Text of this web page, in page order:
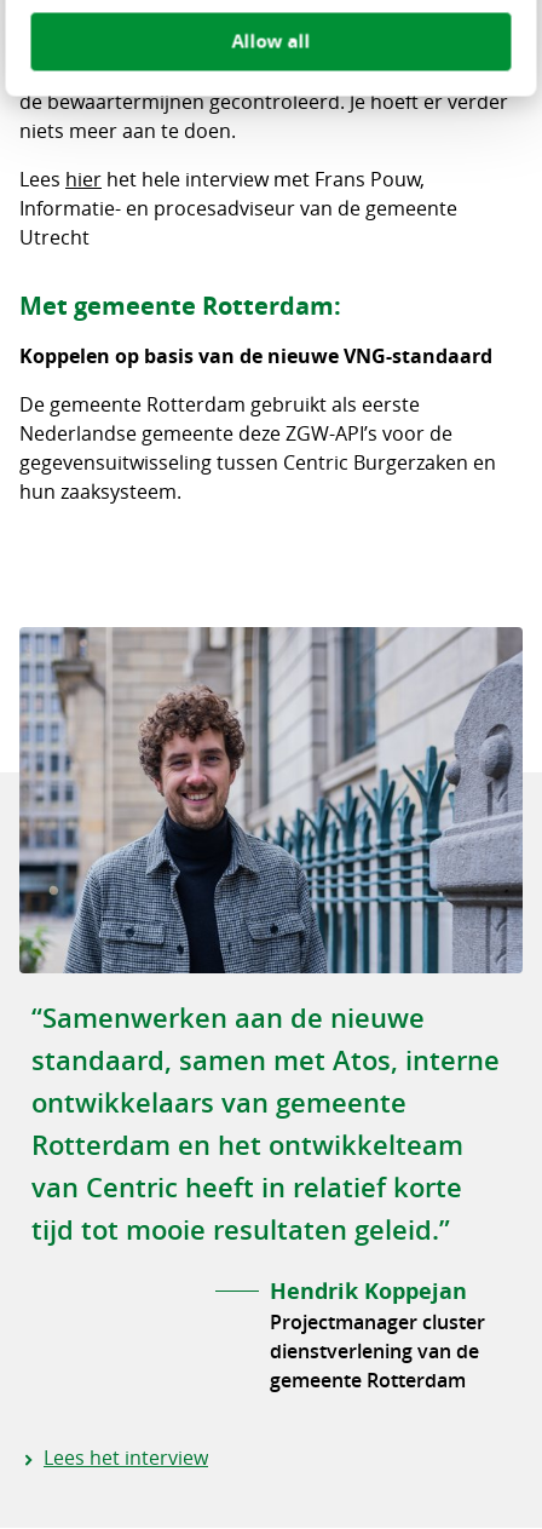
Allow all
dan een ja of nee, accorderen of afwijzen. Daarna
wordt de mutatie automatisch verwerkt. Ook in het
zaaksysteem. De documenten worden netjes bewaard,
de bewaartermijnen gecontroleerd. Je hoeft er verder
niets meer aan te doen.
Lees hier het hele interview met Frans Pouw,
Informatie- en procesadviseur van de gemeente
Utrecht
Met gemeente Rotterdam:
Koppelen op basis van de nieuwe VNG-standaard
De gemeente Rotterdam gebruikt als eerste
Nederlandse gemeente deze ZGW-API’s voor de
gegevensuitwisseling tussen Centric Burgerzaken en
hun zaaksysteem.
“Samenwerken aan de nieuwe
standaard, samen met Atos, interne
ontwikkelaars van gemeente
Rotterdam en het ontwikkelteam
van Centric heeft in relatief korte
tijd tot mooie resultaten geleid.”
Hendrik Koppejan
Projectmanager cluster
dienstverlening van de
gemeente Rotterdam
Lees het interview